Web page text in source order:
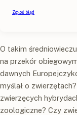
O takim
na przekór
dawnych
myślał o
zwierzęcych
zoologiczne? Czy